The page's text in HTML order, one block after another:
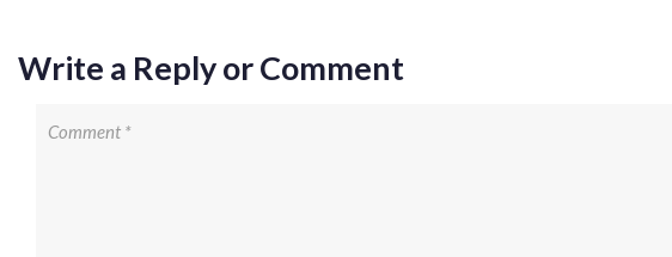
Write a Reply or Comment